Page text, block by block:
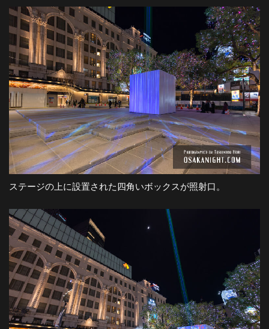
訪-
ステージの上に設置された四角いボックスが照射口。